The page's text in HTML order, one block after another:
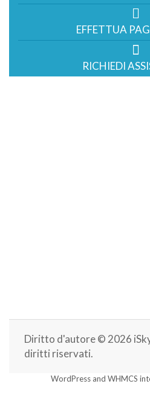
EFFETTUA
RICHIEDI
Diritto d'autore © 2026
diritti riservati.
WordPress and WHMCS